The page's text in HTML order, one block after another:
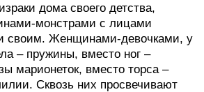
дома своего детства,
монстрами с лицами
своим. Женщинами-девочками, у
– пружины, вместо ног –
марионеток, вместо торса –
Сквозь них просвечивают